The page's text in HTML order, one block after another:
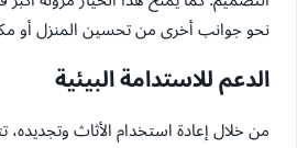
نحو جوانب أخرى من تحسين المنزل أو
الدعم للاستدامة البيئية
من خلال إعادة استخدام الأثاث